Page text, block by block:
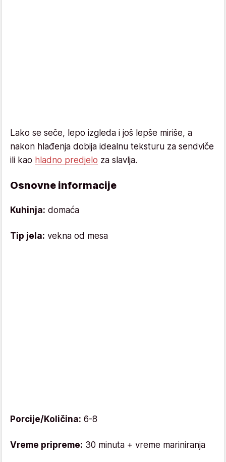
Lako se seče, lepo izgleda i još lepše miriše, a
nakon hlađenja dobija idealnu teksturu za sendviče
ili kao hladno predjelo za slavlja.
Osnovne informacije
Kuhinja: domaća
Tip jela: vekna od mesa
Porcije/Količina: 6-8
Vreme pripreme: 30 minuta + vreme mariniranja